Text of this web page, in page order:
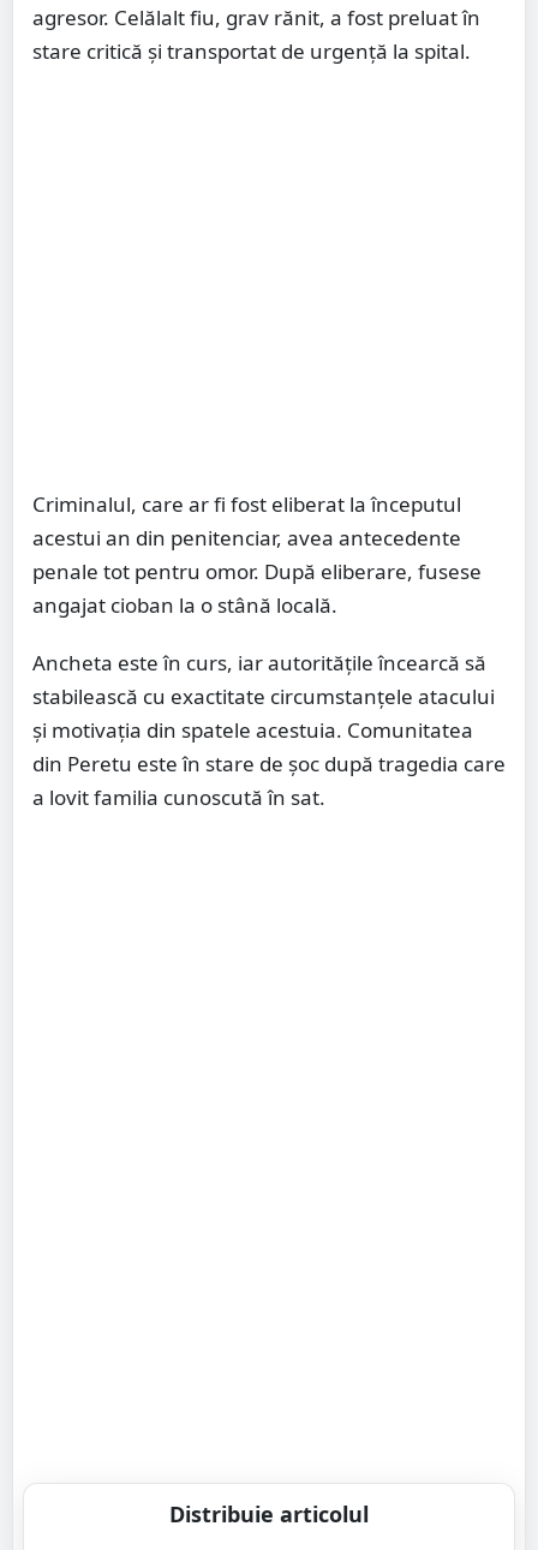
agresor. Celălalt fiu, grav rănit, a fost preluat în
stare critică și transportat de urgență la spital.
Criminalul, care ar fi fost eliberat la începutul
acestui an din penitenciar, avea antecedente
penale tot pentru omor. După eliberare, fusese
angajat cioban la o stână locală.
Ancheta este în curs, iar autoritățile încearcă să
stabilească cu exactitate circumstanțele atacului
și motivația din spatele acestuia. Comunitatea
din Peretu este în stare de șoc după tragedia care
a lovit familia cunoscută în sat.
Distribuie articolul